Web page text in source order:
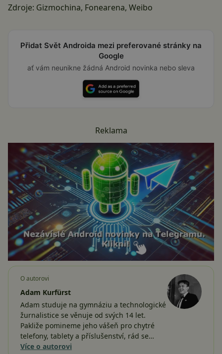
Zdroje: Gizmochina, Fonearena, Weibo
Přidat Svět Androida mezi preferované stránky na
Google
ať vám neunikne žádná Android novinka nebo sleva
Reklama
O autorovi
Adam Kurfürst
Adam studuje na gymnáziu a technologické
žurnalistice se věnuje od svých 14 let.
Pakliže pomineme jeho vášeň pro chytré
telefony, tablety a příslušenství, rád se…
Více o autorovi